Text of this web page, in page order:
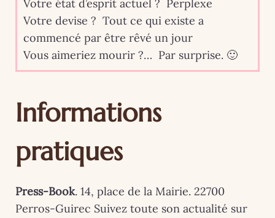
Votre état d’esprit actuel ? Perplexe
Votre devise ? Tout ce qui existe a
commencé par être rêvé un jour
Vous aimeriez mourir ?… Par surprise. 🙂
Informations
pratiques
Press-Book. 14, place de la Mairie. 22700
Perros-Guirec Suivez toute son actualité sur